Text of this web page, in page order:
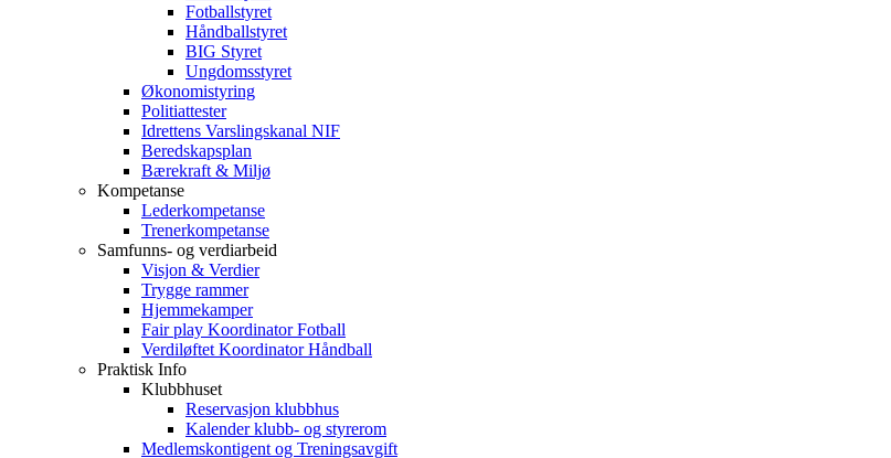
Fotballstyret
Håndballstyret
BIG Styret
Ungdomsstyret
Økonomistyring
Politiattester
Idrettens Varslingskanal NIF
Beredskapsplan
Bærekraft & Miljø
Kompetanse
Lederkompetanse
Trenerkompetanse
Samfunns- og verdiarbeid
Visjon & Verdier
Trygge rammer
Hjemmekamper
Fair play Koordinator Fotball
Verdiløftet Koordinator Håndball
Praktisk Info
Klubbhuset
Reservasjon klubbhus
Kalender klubb- og styrerom
Medlemskontigent og Treningsavgift